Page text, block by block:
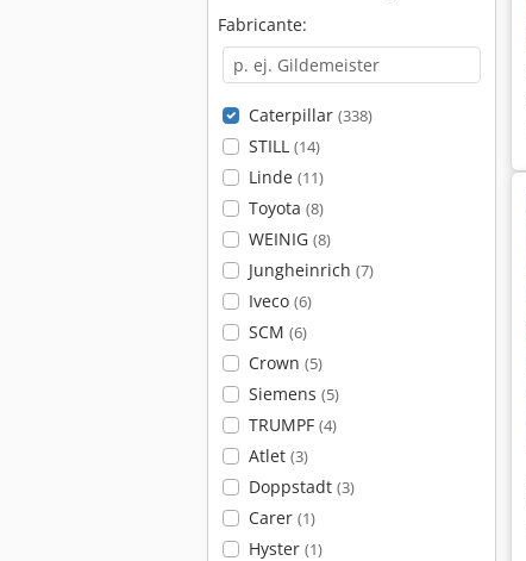
Fabricante:
Caterpillar (338)
STILL (14)
Linde (11)
Toyota (8)
WEINIG (8)
Jungheinrich (7)
Iveco (6)
SCM (6)
Crown (5)
Siemens (5)
TRUMPF (4)
Atlet (3)
Doppstadt (3)
Carer (1)
Hyster (1)